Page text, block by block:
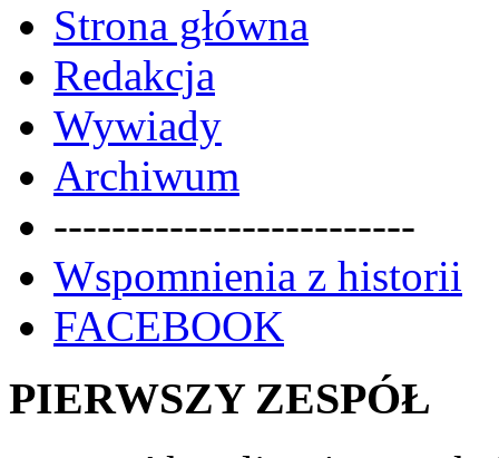
Strona główna
Redakcja
Wywiady
Archiwum
-------------------------
Wspomnienia z historii
FACEBOOK
PIERWSZY ZESPÓŁ